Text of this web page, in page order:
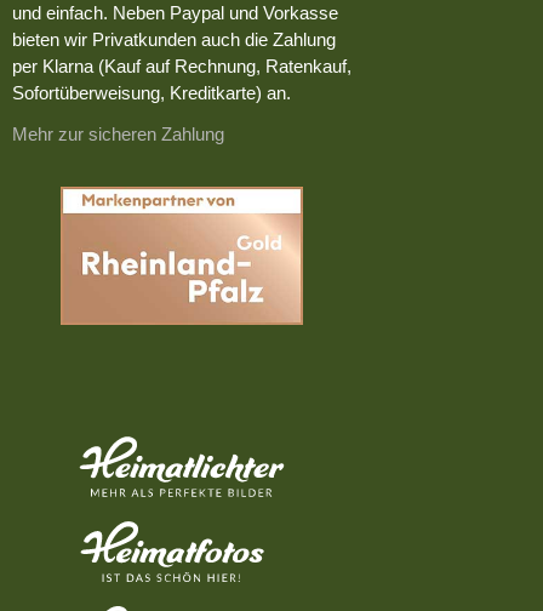
und einfach. Neben Paypal und Vorkasse
bieten wir Privatkunden auch die Zahlung
per Klarna (Kauf auf Rechnung, Ratenkauf,
Sofortüberweisung, Kreditkarte) an.
Mehr zur sicheren Zahlung